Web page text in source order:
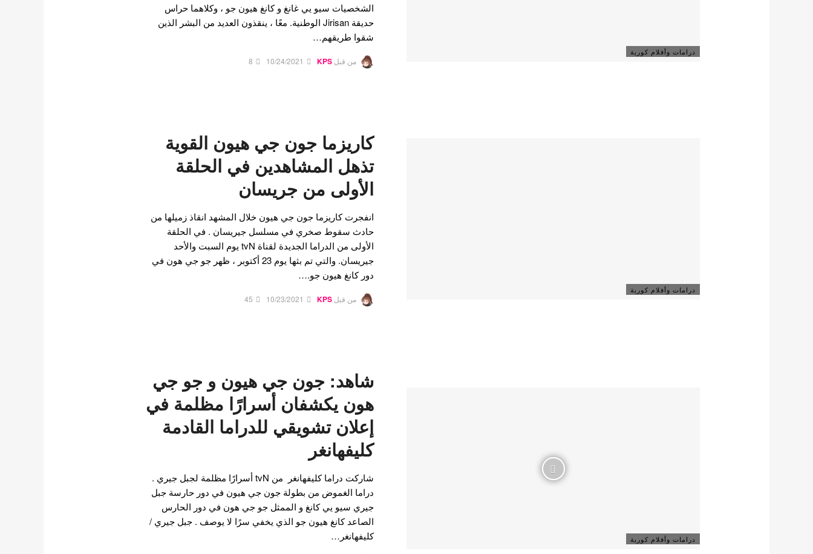
درامات وأفلام كورية
الشخصيات سيو يي غانغ و كانغ هيون جو ، وكلاهما حراس
حديقة Jirisan الوطنية. معًا ، ينقذون العديد من البشر الذين
شقوا طريقهم…
من قبل KPS
10/24/2021
8
درامات وأفلام كورية
كاريزما جون جي هيون القوية
تذهل المشاهدين في الحلقة
الأولى من جريسان
انفجرت كاريزما جون جي هيون خلال المشهد انقاذ زميلها من
حادث سقوط صخري في مسلسل جيريسان . في الحلقة
الأولى من الدراما الجديدة لقناة tvN يوم السبت والأحد
جيريسان. والتي تم بثها يوم 23 أكتوبر ، ظهر جو جي هون في
دور كانغ هيون جو.…
من قبل KPS
10/23/2021
45
درامات وأفلام كورية
شاهد: جون جي هيون و جو جي
هون يكشفان أسرارًا مظلمة في
إعلان تشويقي للدراما القادمة
كليفهانغر
شاركت دراما كليفهانغر من tvN أسرارًا مظلمة لجبل جيري .
دراما الغموض من بطولة جون جي هيون في دور حارسة جبل
جيري سيو يي كانغ و الممثل جو جي هون في دور الحارس
الصاعد كانغ هيون جو الذي يخفي سرًا لا يوصف . جبل جيري /
كليفهانغر…